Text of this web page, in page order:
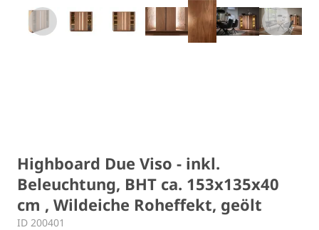
Highboard Due Viso - inkl.
Beleuchtung, BHT ca. 153x135x40
cm , Wildeiche Roheffekt, geölt
ID 200401